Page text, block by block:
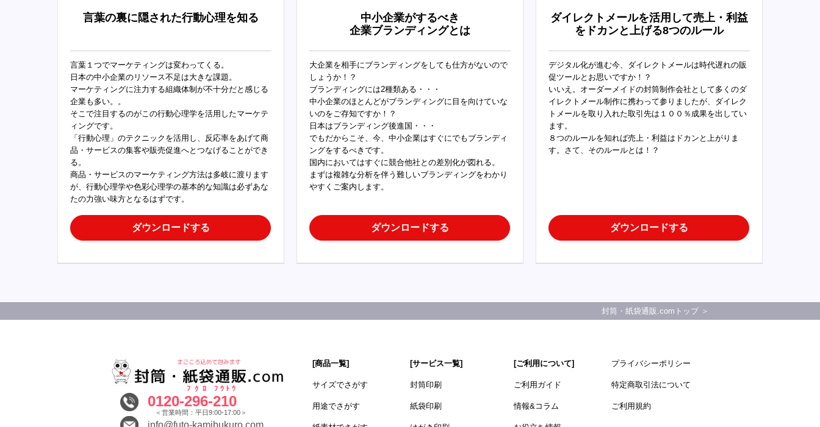
言葉の裏に隠された行動心理を知る
言葉１つでマーケティングは変わってくる。
日本の中小企業のリソース不足は大きな課題。
マーケティングに注力する組織体制が不十分だと感じる
企業も多い。。
そこで注目するのがこの行動心理学を活用したマーケテ
ィングです。
「行動心理」のテクニックを活用し、反応率をあげて商
品・サービスの集客や販売促進へとつなげることができ
る。
商品・サービスのマーケティング方法は多岐に渡ります
が、行動心理学や色彩心理学の基本的な知識は必ずあな
たの力強い味方となるはずです。
ダウンロードする
中小企業がするべき
企業ブランディングとは
大企業を相手にブランディングをしても仕方がないので
しょうか！？
ブランディングには2種類ある・・・
中小企業のほとんどがブランディングに目を向けていな
いのをご存知ですか！？
日本はブランディング後進国・・・
でもだからこそ、今、中小企業はすぐにでもブランディ
ングをするべきです。
国内においてはすぐに競合他社との差別化が図れる。
まずは複雑な分析を伴う難しいブランディングをわかり
やすくご案内します。
ダウンロードする
ダイレクトメールを活用して売上・利益
をドカンと上げる8つのルール
デジタル化が進む今、ダイレクトメールは時代遅れの販
促ツールとお思いですか！？
いいえ。オーダーメイドの封筒制作会社として多くのダ
イレクトメール制作に携わって参りましたが、ダイレク
トメールを取り入れた取引先は１００％成果を出してい
ます。
８つのルールを知れば売上・利益はドカンと上がりま
す。さて、そのルールとは！？
ダウンロードする
封筒・紙袋通販.comトップ ＞
0120-296
ﾌｸﾛ
-210
ﾌｳﾄｳ
＜営業時間：平日9:00-17:00＞
info@futo-kamibukuro.com
[商品一覧]
サイズでさがす
用途でさがす
[サービス一覧]
封筒印刷
紙袋印刷
[ご利用について]
ご利用ガイド
情報&コラム
プライバシーポリシー
特定商取引法について
ご利用規約